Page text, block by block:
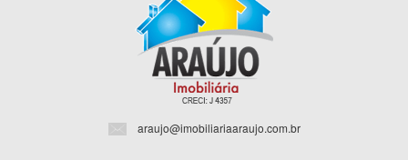
araujo@imobiliariaaraujo.com.br